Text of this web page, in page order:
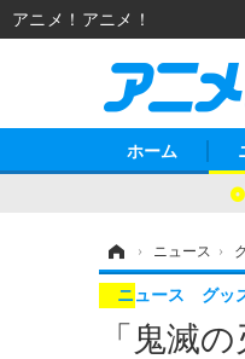
ホーム
› ニュース ›
「鬼滅
ニュース グッ
アニメ！アニメ！